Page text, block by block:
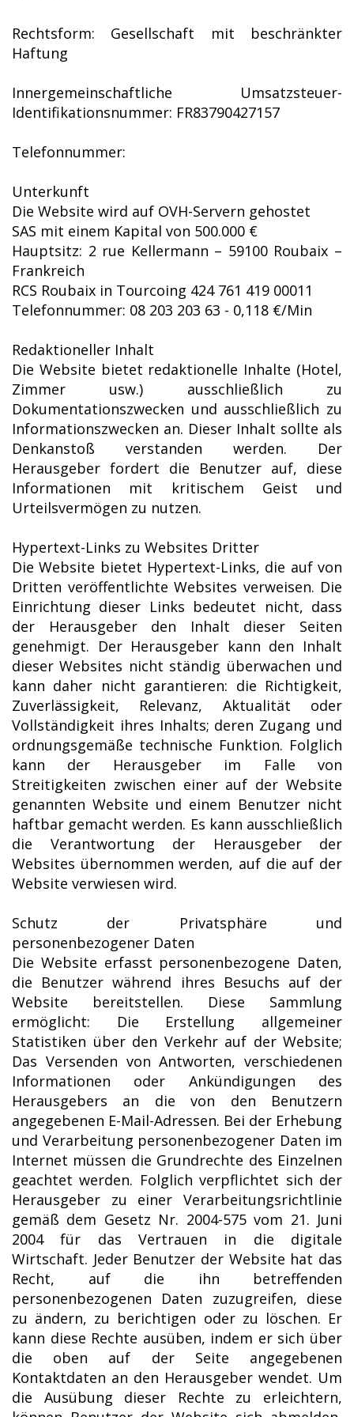
Rechtsform: Gesellschaft mit beschränkter
Haftung
Innergemeinschaftliche Umsatzsteuer-
Identifikationsnummer: FR83790427157
Telefonnummer:
Unterkunft
Die Website wird auf OVH-Servern gehostet
SAS mit einem Kapital von 500.000 €
Hauptsitz: 2 rue Kellermann – 59100 Roubaix –
Frankreich
RCS Roubaix in Tourcoing 424 761 419 00011
Telefonnummer: 08 203 203 63 - 0,118 €/Min
Redaktioneller Inhalt
Die Website bietet redaktionelle Inhalte (Hotel,
Zimmer usw.) ausschließlich zu
Dokumentationszwecken und ausschließlich zu
Informationszwecken an. Dieser Inhalt sollte als
Denkanstoß verstanden werden. Der
Herausgeber fordert die Benutzer auf, diese
Informationen mit kritischem Geist und
Urteilsvermögen zu nutzen.
Hypertext-Links zu Websites Dritter
Die Website bietet Hypertext-Links, die auf von
Dritten veröffentlichte Websites verweisen. Die
Einrichtung dieser Links bedeutet nicht, dass
der Herausgeber den Inhalt dieser Seiten
genehmigt. Der Herausgeber kann den Inhalt
dieser Websites nicht ständig überwachen und
kann daher nicht garantieren: die Richtigkeit,
Zuverlässigkeit, Relevanz, Aktualität oder
Vollständigkeit ihres Inhalts; deren Zugang und
ordnungsgemäße technische Funktion. Folglich
kann der Herausgeber im Falle von
Streitigkeiten zwischen einer auf der Website
genannten Website und einem Benutzer nicht
haftbar gemacht werden. Es kann ausschließlich
die Verantwortung der Herausgeber der
Websites übernommen werden, auf die auf der
Website verwiesen wird.
Schutz der Privatsphäre und
personenbezogener Daten
Die Website erfasst personenbezogene Daten,
die Benutzer während ihres Besuchs auf der
Website bereitstellen. Diese Sammlung
ermöglicht: Die Erstellung allgemeiner
Statistiken über den Verkehr auf der Website;
Das Versenden von Antworten, verschiedenen
Informationen oder Ankündigungen des
Herausgebers an die von den Benutzern
angegebenen E-Mail-Adressen. Bei der Erhebung
und Verarbeitung personenbezogener Daten im
Internet müssen die Grundrechte des Einzelnen
geachtet werden. Folglich verpflichtet sich der
Herausgeber zu einer Verarbeitungsrichtlinie
gemäß dem Gesetz Nr. 2004-575 vom 21. Juni
2004 für das Vertrauen in die digitale
Wirtschaft. Jeder Benutzer der Website hat das
Recht, auf die ihn betreffenden
personenbezogenen Daten zuzugreifen, diese
zu ändern, zu berichtigen oder zu löschen. Er
kann diese Rechte ausüben, indem er sich über
die oben auf der Seite angegebenen
Kontaktdaten an den Herausgeber wendet. Um
die Ausübung dieser Rechte zu erleichtern,